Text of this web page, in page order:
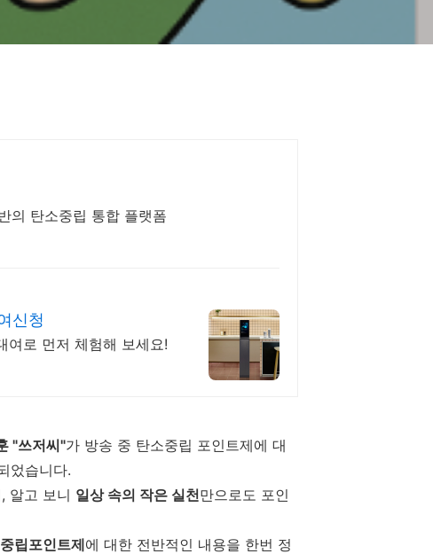
의 탄소중립 통합 플랫폼
신청
여로 먼저 체험해 보세요!
"쓰저씨"가 방송 중 탄소중립 포인트제에 대
었습니다.
알고 보니 일상 속의 작은 실천만으로도 포인
립포인트제에 대한 전반적인 내용을 한번 정